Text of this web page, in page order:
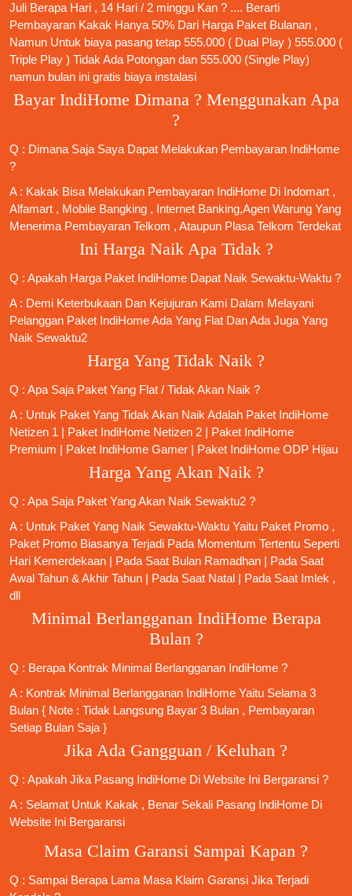
Juli Berapa Hari , 14 Hari / 2 minggu Kan ? .... Berarti
Pembayaran Kakak Hanya 50% Dari Harga Paket Bulanan ,
Namun Untuk biaya pasang tetap 555.000 ( Dual Play ) 555.000 (
Triple Play ) Tidak Ada Potongan dan 555.000 (Single Play)
namun bulan ini gratis biaya instalasi
Bayar IndiHome Dimana ? Menggunakan Apa
?
Q : Dimana Saja Saya Dapat Melakukan Pembayaran IndiHome
?
A : Kakak Bisa Melakukan Pembayaran IndiHome Di Indomart ,
Alfamart , Mobile Bangking , Internet Banking,Agen Warung Yang
Menerima Pembayaran Telkom , Ataupun Plasa Telkom Terdekat
Ini Harga Naik Apa Tidak ?
Q : Apakah Harga Paket IndiHome Dapat Naik Sewaktu-Waktu ?
A : Demi Keterbukaan Dan Kejujuran Kami Dalam Melayani
Pelanggan Paket IndiHome Ada Yang Flat Dan Ada Juga Yang
Naik Sewaktu2
Harga Yang Tidak Naik ?
Q : Apa Saja Paket Yang Flat / Tidak Akan Naik ?
A : Untuk Paket Yang Tidak Akan Naik Adalah Paket IndiHome
Netizen 1
Paket IndiHome Netizen 2
Paket IndiHome
Premium
Paket IndiHome Gamer Paket IndiHome ODP Hijau
Harga Yang Akan Naik ?
Q : Apa Saja Paket Yang Akan Naik Sewaktu2 ?
A : Untuk Paket Yang Naik Sewaktu-Waktu Yaitu Paket Promo ,
Paket Promo Biasanya Terjadi Pada Momentum Tertentu Seperti
Hari Kemerdekaan | Pada Saat Bulan Ramadhan | Pada Saat
Awal Tahun & Akhir Tahun | Pada Saat Natal | Pada Saat Imlek ,
dll
Minimal Berlangganan IndiHome Berapa
Bulan ?
Q : Berapa Kontrak Minimal Berlangganan IndiHome ?
A : Kontrak Minimal Berlangganan IndiHome Yaitu Selama 3
Bulan { Note : Tidak Langsung Bayar 3 Bulan , Pembayaran
Setiap Bulan Saja }
Jika Ada Gangguan / Keluhan ?
Q : Apakah Jika Pasang IndiHome Di Website Ini Bergaransi ?
A : Selamat Untuk Kakak , Benar Sekali Pasang IndiHome Di
Website Ini Bergaransi
Masa Claim Garansi Sampai Kapan ?
Q : Sampai Berapa Lama Masa Klaim Garansi Jika Terjadi